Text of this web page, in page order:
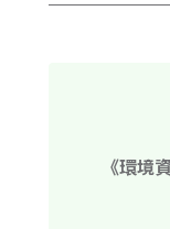
《環境